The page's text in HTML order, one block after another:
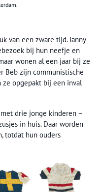
van een zware tijd. Janny
bij hun neefje en
wonen al een jaar bij ze
Beb zijn communistische
ze opgepakt bij een inval
drie jonge kinderen –
in huis. Daar worden
totdat hun ouders